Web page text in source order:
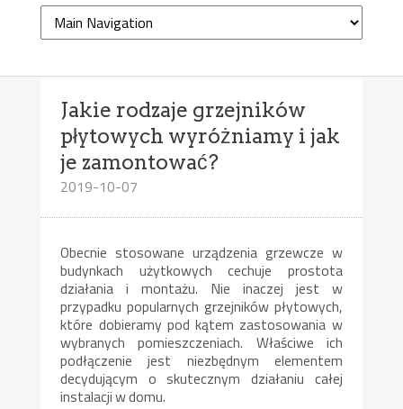
Jakie rodzaje grzejników
płytowych wyróżniamy i jak
je zamontować?
2019-10-07
Obecnie stosowane urządzenia grzewcze w
budynkach użytkowych cechuje prostota
działania i montażu. Nie inaczej jest w
przypadku popularnych grzejników płytowych,
które dobieramy pod kątem zastosowania w
wybranych pomieszczeniach. Właściwe ich
podłączenie jest niezbędnym elementem
decydującym o skutecznym działaniu całej
instalacji w domu.